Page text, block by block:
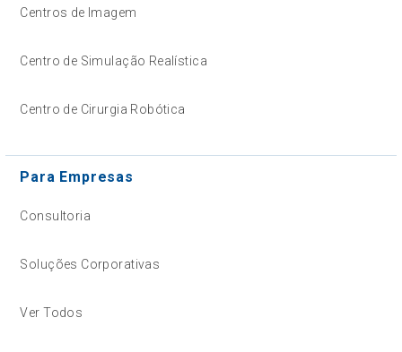
Centros de Imagem
Centro de Simulação Realística
Centro de Cirurgia Robótica
Para Empresas
Consultoria
Soluções Corporativas
Ver Todos